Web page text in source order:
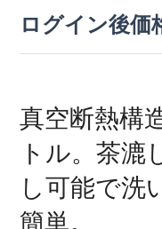
ログイン後価
真空断熱構
トル。茶漉
し可能で洗
簡単。